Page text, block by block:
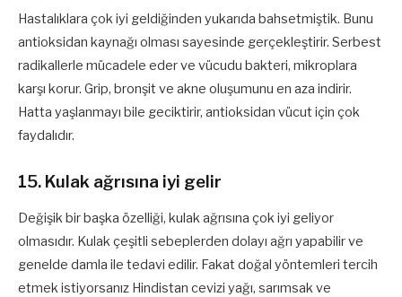
Hastalıklara çok iyi geldiğinden yukarıda bahsetmiştik. Bunu
antioksidan kaynağı olması sayesinde gerçekleştirir. Serbest
radikallerle mücadele eder ve vücudu bakteri, mikroplara
karşı korur. Grip, bronşit ve akne oluşumunu en aza indirir.
Hatta yaşlanmayı bile geciktirir, antioksidan vücut için çok
faydalıdır.
15. Kulak ağrısına iyi gelir
Değişik bir başka özelliği, kulak ağrısına çok iyi geliyor
olmasıdır. Kulak çeşitli sebeplerden dolayı ağrı yapabilir ve
genelde damla ile tedavi edilir. Fakat doğal yöntemleri tercih
etmek istiyorsanız Hindistan cevizi yağı, sarımsak ve